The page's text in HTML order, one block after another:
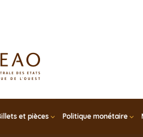
et pièces Politique monétaire